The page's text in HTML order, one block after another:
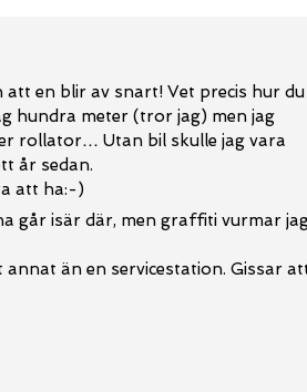
en blir av snart! Vet precis hur du
hundra meter (tror jag) men jag
rollator… Utan bil skulle jag vara
år sedan.
att ha:-)
går isär där, men graffiti vurmar
än en servicestation. Gissar